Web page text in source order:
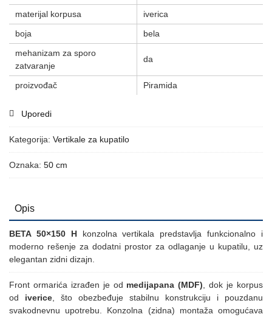
materijal korpusa
iverica
boja
bela
mehanizam za sporo
zatvaranje
da
proizvođač Piramida
Uporedi
Kategorija: Vertikale za kupatilo
Oznaka: 50 cm
Opis
BETA 50×150 Hkonzolna vertikala predstavlja funkcionalno i
moderno rešenje za dodatni prostor za odlaganje u kupatilu, uz
elegantan zidni dizajn.
Front ormarića izrađen je od medijapana (MDF) , dok je korpus
od iverice , što obezbeđuje stabilnu konstrukciju i pouzdanu
svakodnevnu upotrebu. Konzolna (zidna) montaža omogućava